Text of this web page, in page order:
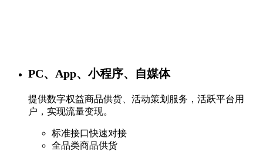
PC、App、小程序、自媒体
提供数字权益商品供货、活动策划服务，活跃平台用
户，实现流量变现。
标准接口快速对接
全品类商品供货